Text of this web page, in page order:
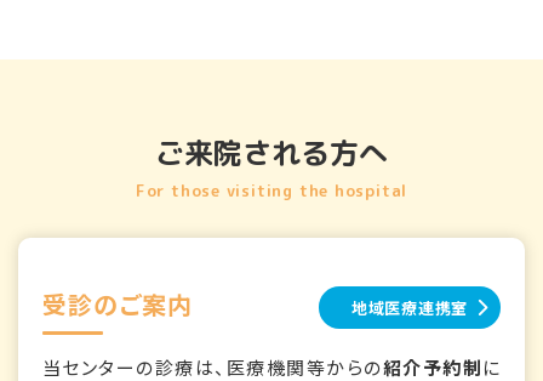
ご来院される方へ
For those visiting the hospital
受診のご案内 地域医療連携室
当センターの診療は、医療機関等からの紹介予約制に